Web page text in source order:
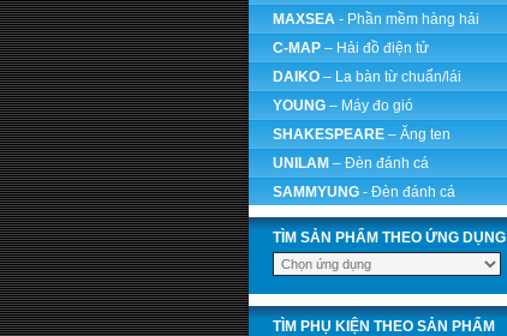
MAXSEA - Phần mềm hàng hải
C-MAP – Hải đồ điện tử
DAIKO – La bàn từ chuẩn/lái
YOUNG – Máy đo gió
SHAKESPEARE – Ăng ten
UNILAM – Đèn đánh cá
SAMMYUNG - Đèn đánh cá
TÌM SẢN PHẨM THEO ỨNG DỤNG
TÌM PHỤ KIỆN THEO SẢN PHẨM